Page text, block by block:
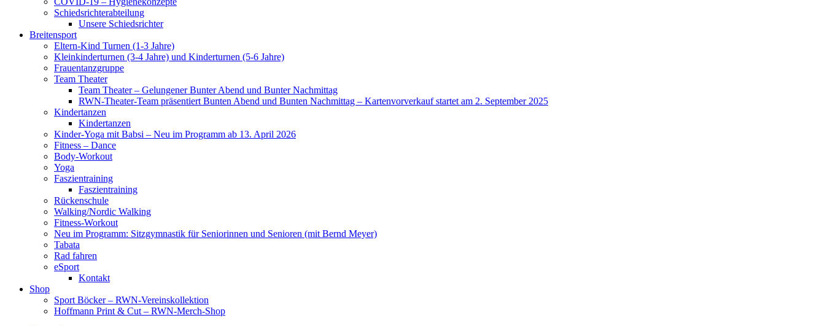
Schiedsrichterabteilung
Unsere Schiedsrichter
Breitensport
Eltern-Kind Turnen (1-3 Jahre)
Kleinkinderturnen (3-4 Jahre) und Kinderturnen (5-6 Jahre)
Frauentanzgruppe
Team Theater
Team Theater – Gelungener Bunter Abend und Bunter Nachmittag
RWN-Theater-Team präsentiert Bunten Abend und Bunten Nachmittag – Kartenvorverkauf startet am 2. September 2025
Kindertanzen
Kindertanzen
Kinder-Yoga mit Babsi – Neu im Programm ab 13. April 2026
Fitness – Dance
Body-Workout
Yoga
Faszientraining
Faszientraining
Rückenschule
Walking/Nordic Walking
Fitness-Workout
Neu im Programm: Sitzgymnastik für Seniorinnen und Senioren (mit Bernd Meyer)
Tabata
Rad fahren
eSport
Kontakt
Shop
Sport Böcker – RWN-Vereinskollektion
Hoffmann Print & Cut – RWN-Merch-Shop